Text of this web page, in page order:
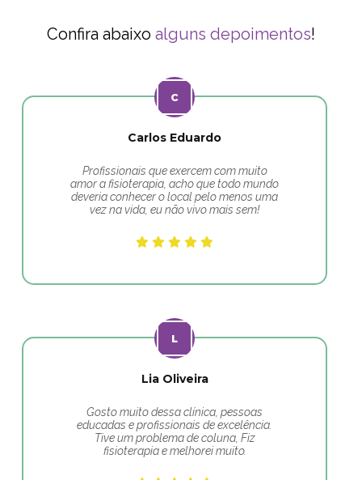
Confira abaixo alguns depoimentos!
Carlos Eduardo
Profissionais que exercem com muito
amor a fisioterapia, acho que todo mundo
deveria conhecer o local pelo menos uma
vez na vida, eu não vivo mais sem!
Lia Oliveira
Gosto muito dessa clínica, pessoas
educadas e profissionais de excelência.
Tive um problema de coluna, Fiz
fisioterapia e melhorei muito.